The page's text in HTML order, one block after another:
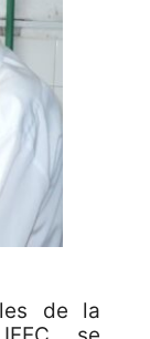
de la